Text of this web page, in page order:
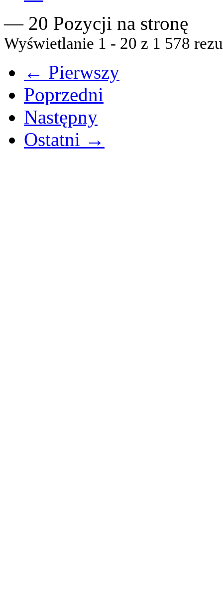
— 20 Pozycji na stronę
Wyświetlanie 1 - 20 z 1 578
← Pierwszy
Poprzedni
Następny
Ostatni →